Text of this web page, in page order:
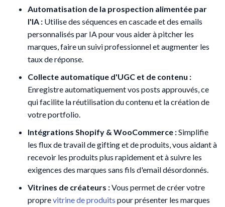
Automatisation de la prospection alimentée par
l'IA : Utilise des séquences en cascade et des emails
personnalisés par IA pour vous aider à pitcher les
marques, faire un suivi professionnel et augmenter les
taux de réponse.
Collecte automatique d'UGC et de contenu :
Enregistre automatiquement vos posts approuvés, ce
qui facilite la réutilisation du contenu et la création de
votre portfolio.
Intégrations Shopify & WooCommerce :Simplifie
les flux de travail de gifting et de produits, vous aidant à
recevoir les produits plus rapidement et à suivre les
exigences des marques sans fils d'email désordonnés.
Vitrines de créateurs :Vous permet de créer votre
proprevitrine de produits pour présenter les marques